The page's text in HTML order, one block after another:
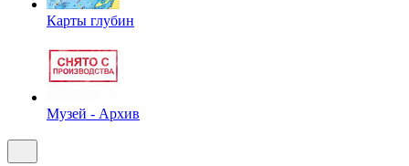
Карты глубин
Музей - Архив